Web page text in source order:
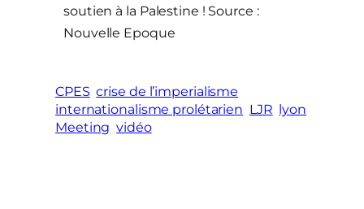
soutien à la Palestine ! Source :
Nouvelle Epoque
CPES crise de l’imperialisme
internationalisme prolétarien LJR lyon
Meeting vidéo